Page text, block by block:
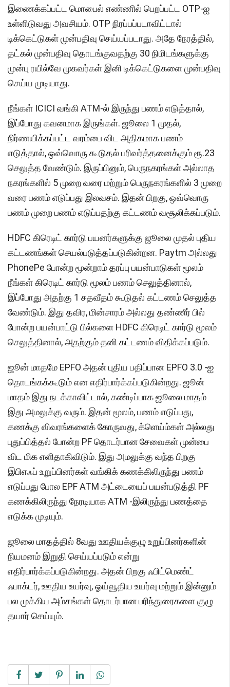
இணைக்கப்பட்ட மொபைல் எண்ணில் பெறப்பட்ட OTP-ஐ
உள்ளிடுவது அவசியம். OTP நிரப்பப்படாவிட்டால்
டிக்கெட்டுகள் முன்பதிவு செய்யப்படாது. அதே நேரத்தில்,
தட்கல் முன்பதிவு தொடங்குவதற்கு 30 நிமிடங்களுக்கு
முன்பு ரயில்வே முகவர்கள் இனி டிக்கெட்டுகளை முன்பதிவு
செய்ய முடியாது.
நீங்கள் ICICI வங்கி ATM-ல் இருந்து பணம் எடுத்தால்,
இப்போது கவனமாக இருங்கள். ஜூலை 1 முதல்,
நிர்ணயிக்கப்பட்ட வரம்பை விட அதிகமாக பணம்
எடுத்தால், ஒவ்வொரு கூடுதல் பரிவர்த்தனைக்கும் ரூ.23
செலுத்த வேண்டும். இருப்பினும், பெருநகரங்கள் அல்லாத
நகரங்களில் 5 முறை வரை மற்றும் பெருநகரங்களில் 3 முறை
வரை பணம் எடுப்பது இலவசம். இதன் பிறகு, ஒவ்வொரு
பணம் முறை பணம் எடுப்பதற்கு கட்டணம் வசூலிக்கப்படும்.
HDFC கிரெடிட் கார்டு பயனர்களுக்கு ஜூலை முதல் புதிய
கட்டணங்கள் செயல்படுத்தப்படுகின்றன. Paytm அல்லது
PhonePe போன்ற மூன்றாம் தரப்பு பயன்பாடுகள் மூலம்
நீங்கள் கிரெடிட் கார்டு மூலம் பணம் செலுத்தினால்,
இப்போது அதற்கு 1 சதவீதம் கூடுதல் கட்டணம் செலுத்த
வேண்டும். இது தவிர, மின்சாரம் அல்லது தண்ணீர் பில்
போன்ற பயன்பாட்டு பில்களை HDFC கிரெடிட் கார்டு மூலம்
செலுத்தினால், அதற்கும் தனி கட்டணம் விதிக்கப்படும்.
ஜூன் மாதமே EPFO அதன் புதிய பதிப்பான EPFO 3.0 -ஐ
தொடங்கக்கூடும் என எதிர்பார்க்கப்படுகின்றது. ஜூன்
மாதம் இது நடக்காவிட்டால், கண்டிப்பாக ஜூலை மாதம்
இது அமலுக்கு வரும். இதன் மூலம், பணம் எடுப்பது,
கணக்கு விவரங்களைக் கோருவது, க்ளெய்ம்கள் அல்லது
புதுப்பித்தல் போன்ற PF தொடர்பான சேவைகள் முன்பை
விட மிக எளிதாகிவிடும். இது அமலுக்கு வந்த பிறகு
இபிஎஃப் உறுப்பினர்கள் வங்கிக் கணக்கிலிருந்து பணம்
எடுப்பது போல EPF ATM அட்டையைப் பயன்படுத்தி PF
கணக்கிலிருந்து நேரடியாக ATM -இலிருந்து பணத்தை
எடுக்க முடியும்.
ஜூலை மாதத்தில் 8வது ஊதியக்குழு உறுப்பினர்களின்
நியமனம் இறுதி செய்யப்படும் என்று
எதிர்பார்க்கப்படுகின்றது. அதன் பிறகு ஃபிட்மெண்ட்
ஃபாக்டர், ஊதிய உயர்வு, ஓய்வூதிய உயர்வு மற்றும் இன்னும்
பல முக்கிய அம்சங்கள் தொடர்பான பரிந்துரைகளை குழு
தயார் செய்யும்.